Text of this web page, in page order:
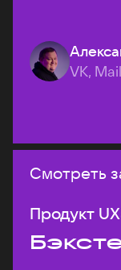
VK,
Смотреть
Продукт